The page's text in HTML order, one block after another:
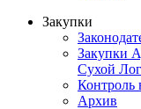
Закупки
Закупки
Сухой Лог
Контроль
Архив